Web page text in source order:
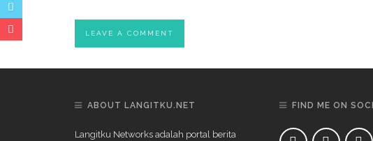
ABOUT LANGITKU.NET
Langitku Networks adalah portal berita
FIND ME ON